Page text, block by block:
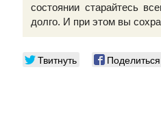
состоянии старайтесь
долго. И при этом вы
Твитнуть Поделиться